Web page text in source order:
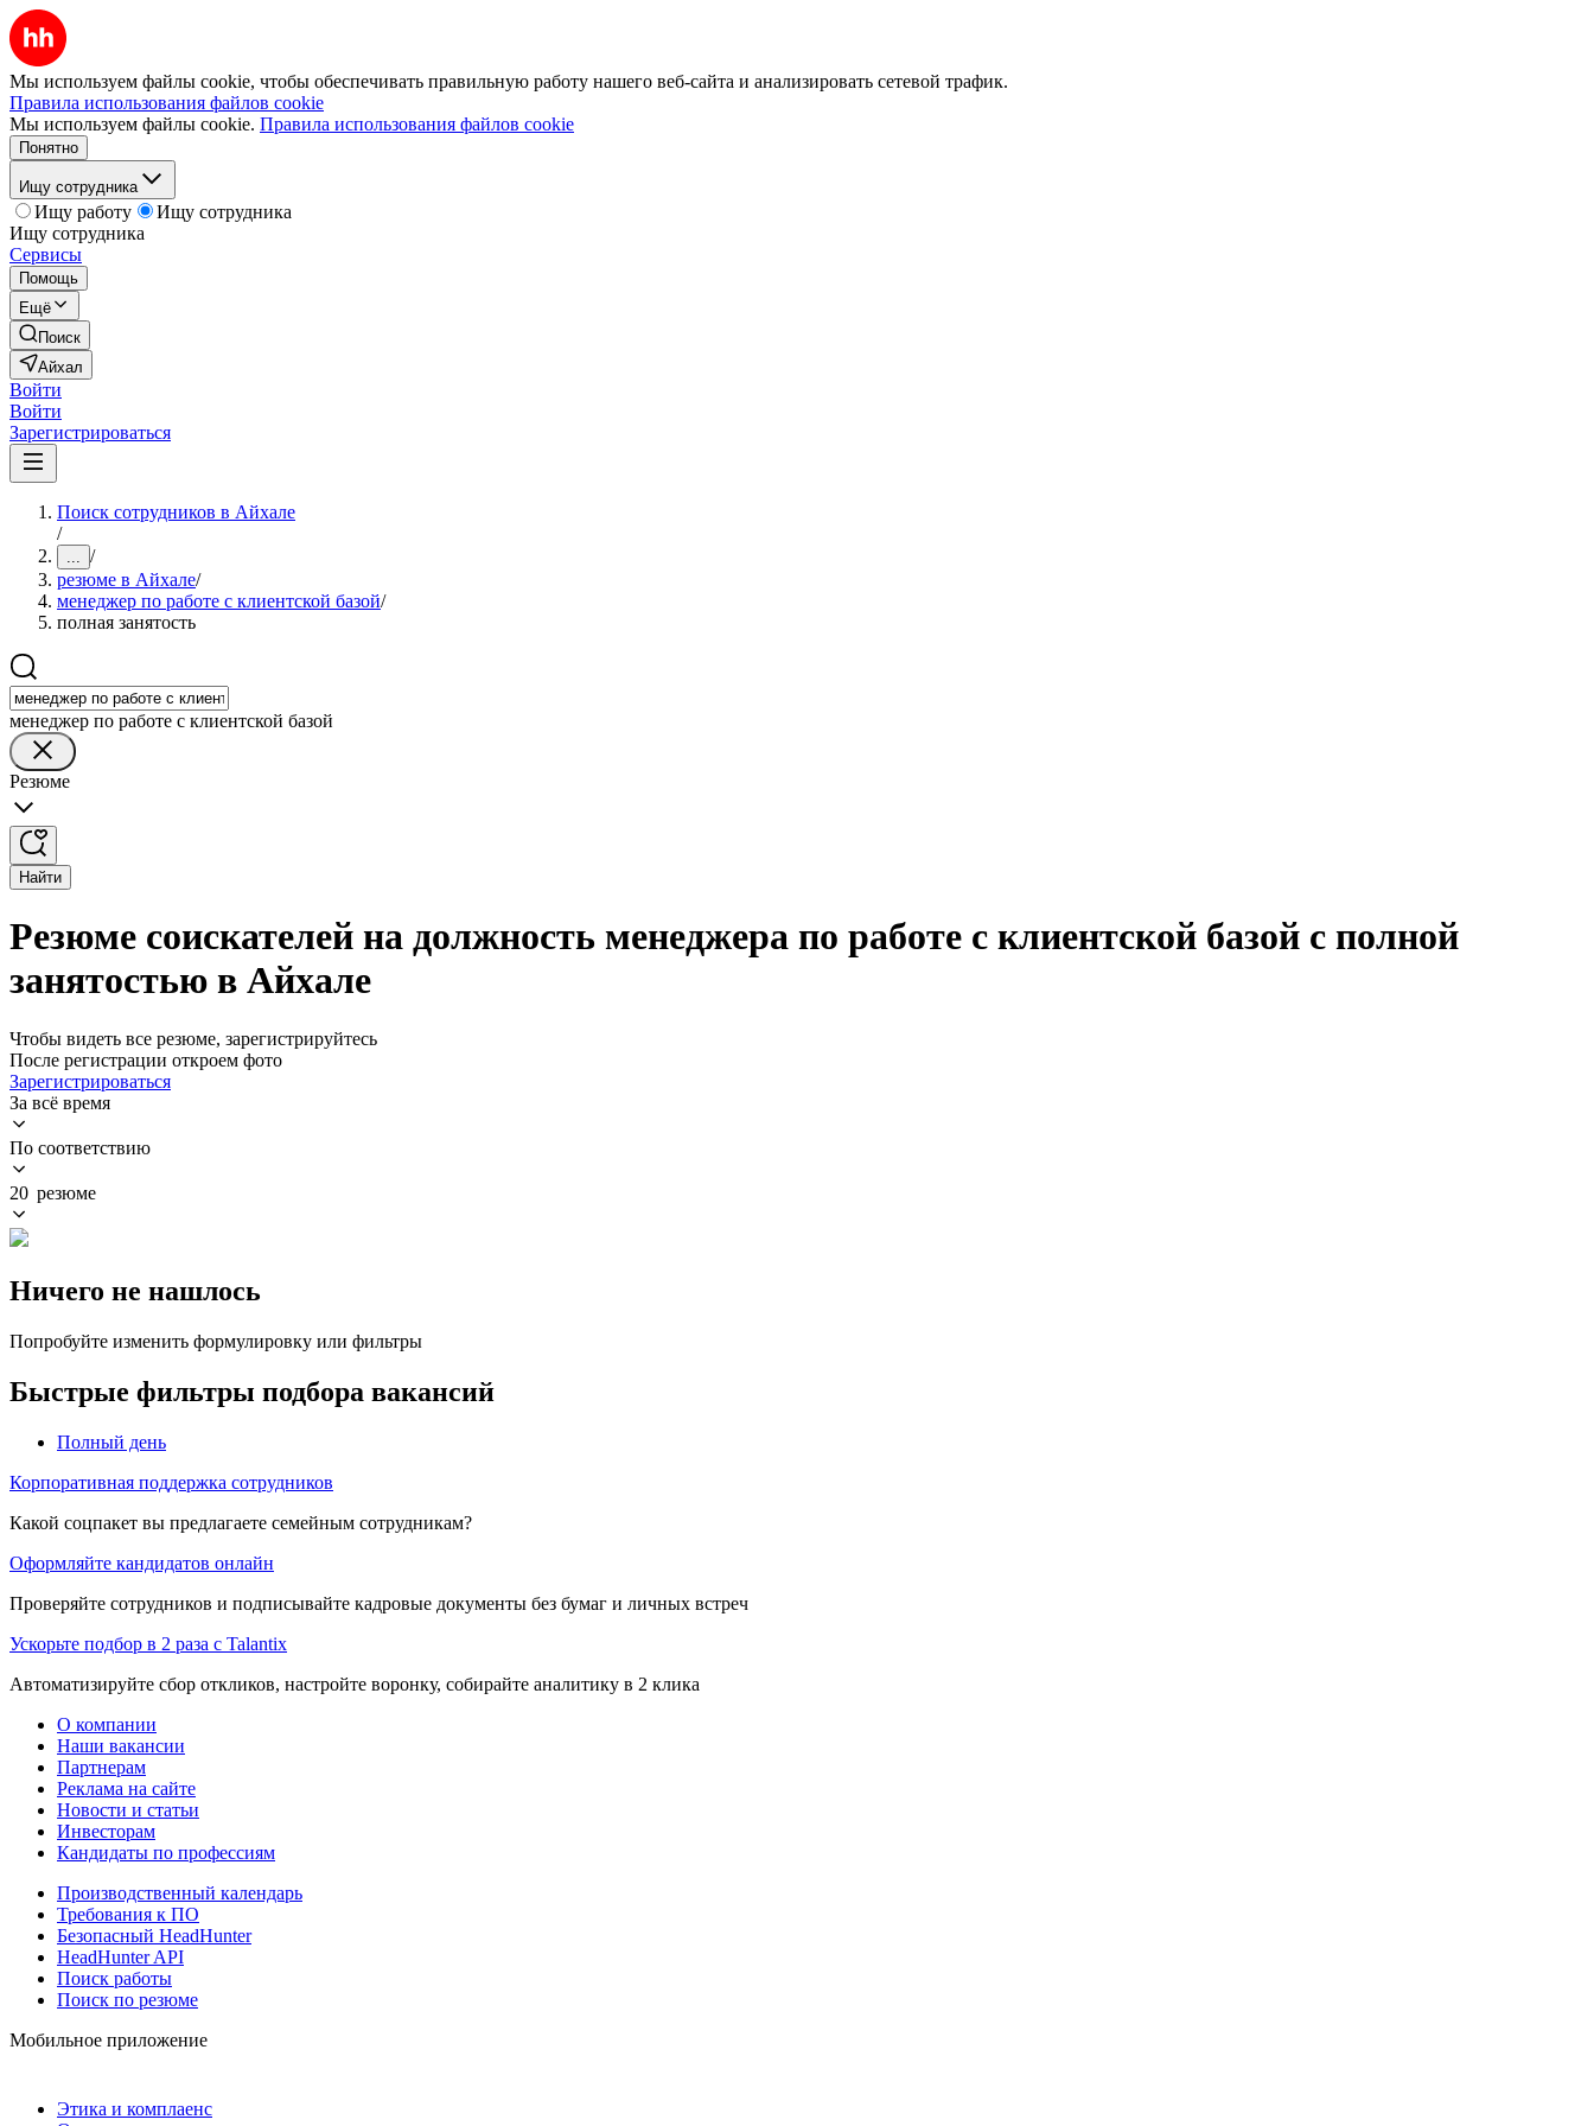
Мы используем файлы cookie, чтобы обеспечивать правильную работу нашего веб-сайта и анализировать сетевой трафик.
Правила использования файлов cookie
Мы используем файлы cookie. Правила использования файлов cookie
Понятно
Ищу сотрудника
Ищу работу
Ищу сотрудника
Ищу сотрудника
Сервисы
Помощь
Ещё
Поиск
Айхал
Войти
Войти
Зарегистрироваться
Поиск сотрудников в Айхале
/
... /
резюме в Айхале/
менеджер по работе с клиентской базой/
полная занятость
менеджер по работе с клиентской базой
Резюме
Найти
Резюме соискателей на должность менеджера по работе с клиентской базой с полной
занятостью в Айхале
Чтобы видеть все резюме, зарегистрируйтесь
После регистрации откроем фото
Зарегистрироваться
За всё время
По соответствию
20 резюме
Ничего не нашлось
Попробуйте изменить формулировку или фильтры
Быстрые фильтры подбора вакансий
Полный день
Корпоративная поддержка сотрудников
Какой соцпакет вы предлагаете семейным сотрудникам?
Оформляйте кандидатов онлайн
Проверяйте сотрудников и подписывайте кадровые документы без бумаг и личных встреч
Ускорьте подбор в 2 раза с Talantix
Автоматизируйте сбор откликов, настройте воронку, собирайте аналитику в 2 клика
О компании
Наши вакансии
Партнерам
Реклама на сайте
Новости и статьи
Инвесторам
Кандидаты по профессиям
Производственный календарь
Требования к ПО
Безопасный HeadHunter
HeadHunter API
Поиск работы
Поиск по резюме
Мобильное приложение
Этика и комплаенс